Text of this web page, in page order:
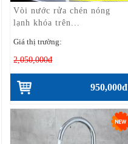
Vòi nước rửa chén nóng
lạnh khóa trên...
Giá thị trường:
2,050,000đ
950,000đ